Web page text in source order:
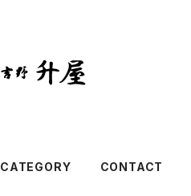
CATEGORY CONTACT